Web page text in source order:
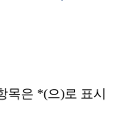
목은 *(으)로 표시